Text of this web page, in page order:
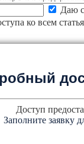
Даю
ко всем
Доступ
Заполните заявку